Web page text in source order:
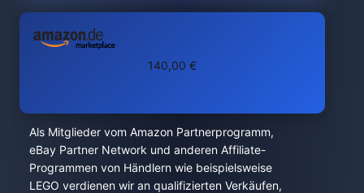
140,00 €
Als Mitglieder vom Amazon Partnerprogramm,
eBay Partner Network und anderen Affiliate-
Programmen von Händlern wie beispielsweise
LEGO verdienen wir an qualifizierten Verkäufen,